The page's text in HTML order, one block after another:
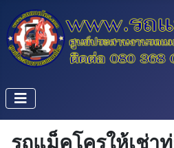
รถแม็คโครให้เช่า